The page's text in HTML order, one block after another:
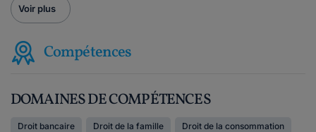
Voir plus
Compétences
DOMAINES DE COMPÉTENCES
Droit bancaire Droit de la famille Droit de la consommation